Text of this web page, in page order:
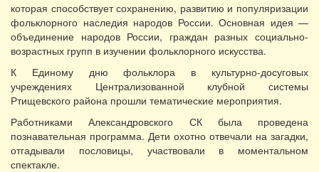
которая способствует сохранению, развитию и популяризации
фольклорного наследия народов России. Основная идея —
объединение народов России, граждан разных социально-
возрастных групп в изучении фольклорного искусства.
К Единому дню фольклора в культурно-досуговых
учреждениях Централизованной клубной системы
Ртищевского района прошли тематические мероприятия.
Работниками Александровского СК была проведена
познавательная программа. Дети охотно отвечали на загадки,
отгадывали пословицы, участвовали в моментальном
спектакле.